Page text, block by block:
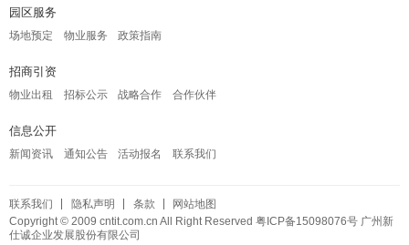
园区服务
场地预定 物业服务 政策指南
招商引资
物业出租 招标公示 战略合作 合作伙伴
信息公开
新闻资讯 通知公告 活动报名 联系我们
联系我们 隐私声明 条款
网站地图
Copyright © 2009 cntit.com.cn All Right Reserved 粤ICP备15098076号 广州新
仕诚企业发展股份有限公司